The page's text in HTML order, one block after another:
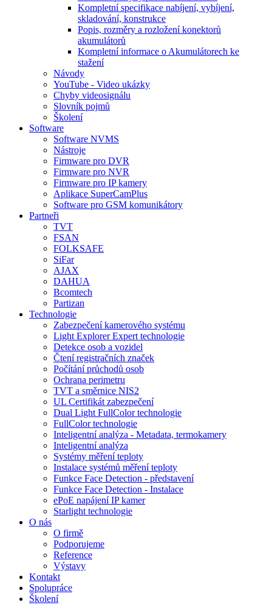
Kompletní specifikace nabíjení, vybíjení,
skladování, konstrukce
Popis, rozměry a rozložení konektorů
akumulátorů
Kompletní informace o Akumulátorech ke
stažení
Návody
YouTube - Video ukázky
Chyby videosignálu
Slovník pojmů
Školení
Software
Software NVMS
Nástroje
Firmware pro DVR
Firmware pro NVR
Firmware pro IP kamery
Aplikace SuperCamPlus
Software pro GSM komunikátory
Partneři
TVT
FSAN
FOLKSAFE
SiFar
AJAX
DAHUA
Bcomtech
Partizan
Technologie
Zabezpečení kamerového systému
Light Explorer Expert technologie
Detekce osob a vozidel
Čtení registračních značek
Počítání průchodů osob
Ochrana perimetru
TVT a směrnice NIS2
UL Certifikát zabezpečení
Dual Light FullColor technologie
FullColor technologie
Inteligentní analýza - Metadata, termokamery
Inteligentní analýza
Systémy měření teploty
Instalace systémů měření teploty
Funkce Face Detection - představení
Funkce Face Detection - Instalace
ePoE napájení IP kamer
Starlight technologie
O nás
O firmě
Podporujeme
Reference
Výstavy
Kontakt
Spolupráce
Školení